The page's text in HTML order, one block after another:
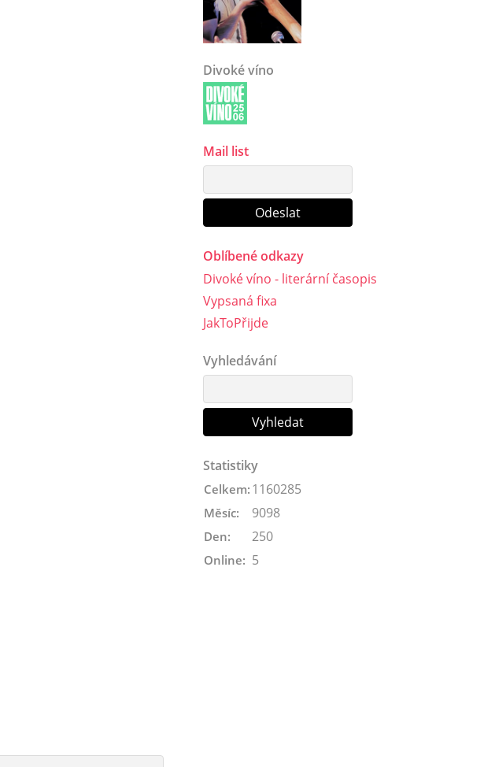
Divoké víno
Mail list
Oblíbené odkazy
Divoké víno - literární časopis
Vypsaná fixa
JakToPřijde
Vyhledávání
Statistiky
Online: 5
Celkem: 1160285
Měsíc: 9098
Den: 250